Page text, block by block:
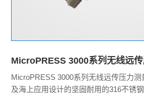
MicroPRESS 3000系列无线远
MicroPRESS 3000系列无线远传压力
及海上应用设计的坚固耐用的316不锈